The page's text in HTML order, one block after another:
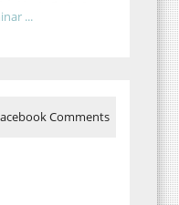
...
Comments